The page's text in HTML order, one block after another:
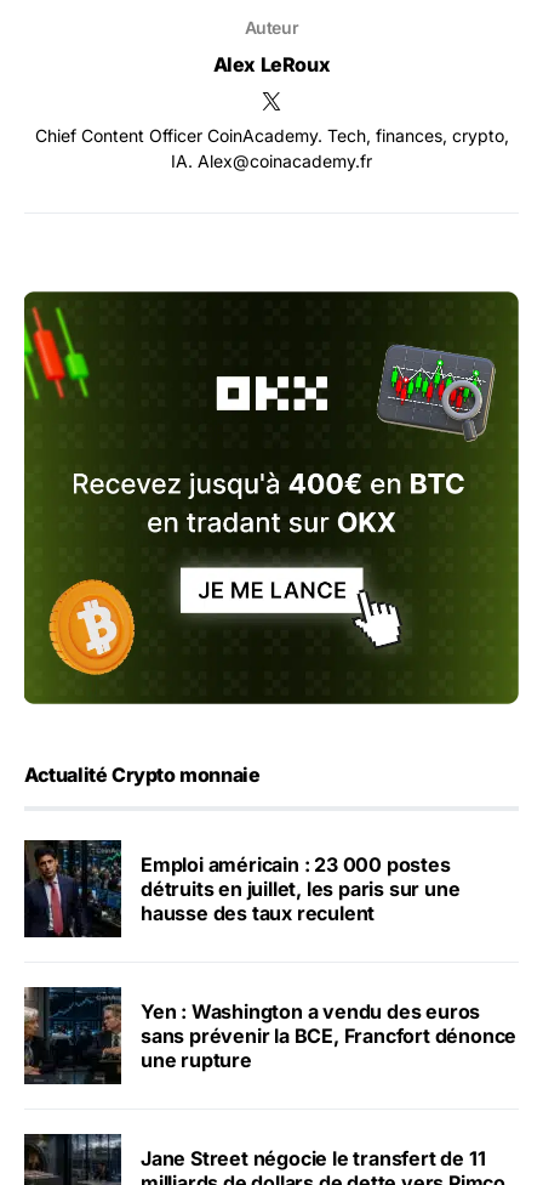
Auteur
Alex LeRoux
Chief Content Officer CoinAcademy. Tech, finances, crypto,
IA. Alex@coinacademy.fr
Actualité Crypto monnaie
Emploi américain : 23 000 postes
détruits en juillet, les paris sur une
hausse des taux reculent
Yen : Washington a vendu des euros
sans prévenir la BCE, Francfort dénonce
une rupture
Jane Street négocie le transfert de 11